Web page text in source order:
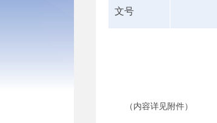
文号
（内容详见附件）